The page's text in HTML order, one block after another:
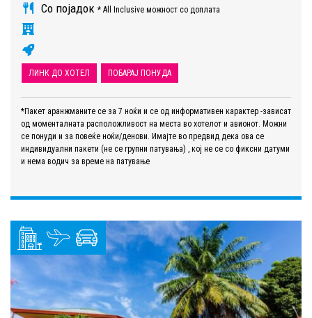
Со појадок * All Inclusive можност со доплата
ЛИНК ДО ХОТЕЛ ПОБАРАЈ ПОНУДА
*Пакет аранжманите се за 7 ноќи и се од информативен карактер -зависат
од моменталната расположливост на места во хотелот и авионот. Можни
се понуди и за повеќе ноќи/денови. Имајте во предвид дека ова се
индивидуални пакети (не се групни патувања) , кој не се со фиксни датуми
и нема водич за време на патување